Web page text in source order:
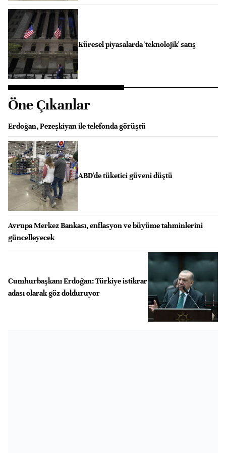
Küresel piyasalarda 'teknolojik' satış
Öne Çıkanlar
Erdoğan, Pezeşkiyan ile telefonda görüştü
ABD'de tüketici güveni düştü
Avrupa Merkez Bankası, enflasyon ve büyüme tahminlerini
güncelleyecek
Cumhurbaşkanı Erdoğan: Türkiye istikrar
adası olarak göz dolduruyor